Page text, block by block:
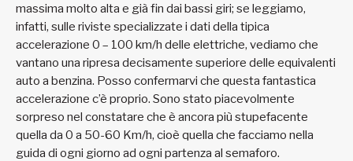
massima molto alta e già fin dai bassi giri; se leggiamo,
infatti, sulle riviste specializzate i dati della tipica
accelerazione 0 – 100 km/h delle elettriche, vediamo che
vantano una ripresa decisamente superiore delle equivalenti
auto a benzina. Posso confermarvi che questa fantastica
accelerazione c’è proprio. Sono stato piacevolmente
sorpreso nel constatare che è ancora più stupefacente
quella da 0 a 50-60 Km/h, cioè quella che facciamo nella
guida di ogni giorno ad ogni partenza al semaforo.